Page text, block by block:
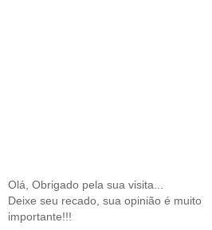
Olá, Obrigado pela sua visita...
Deixe seu recado, sua opinião é muito
importante!!!